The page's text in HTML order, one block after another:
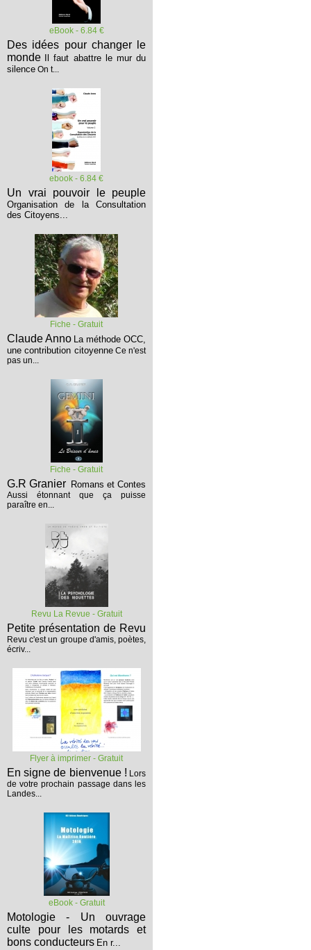
eBook - 6.84 €
Des idées pour changer le
monde
Il faut abattre le mur du
silence On t...
ebook - 6.84 €
Un vrai pouvoir le peuple
Organisation de la Consultation
des Citoyens...
Fiche - Gratuit
Claude Anno La méthode OCC,
une contribution citoyenne Ce n'est
pas un...
Fiche - Gratuit
G.R Granier Romans et Contes
Aussi étonnant que ça puisse
paraître en...
Revu La Revue - Gratuit
Petite présentation de Revu
Revu c'est un groupe d'amis, poètes,
écriv...
Flyer à imprimer - Gratuit
En signe de bienvenue ! Lors
de votre prochain passage dans les
Landes...
eBook - Gratuit
Motologie - Un ouvrage
culte pour les motards et
bons conducteurs En r...